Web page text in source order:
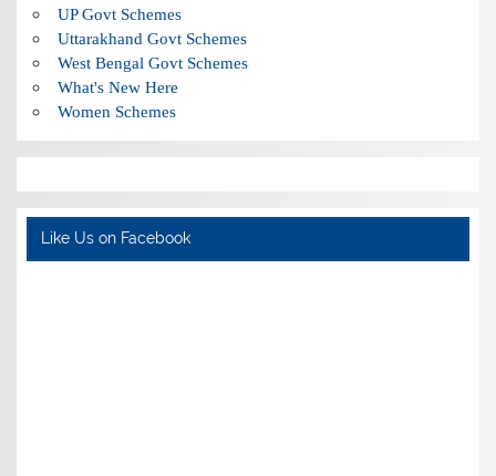
UP Govt Schemes
Uttarakhand Govt Schemes
West Bengal Govt Schemes
What's New Here
Women Schemes
Like Us on Facebook